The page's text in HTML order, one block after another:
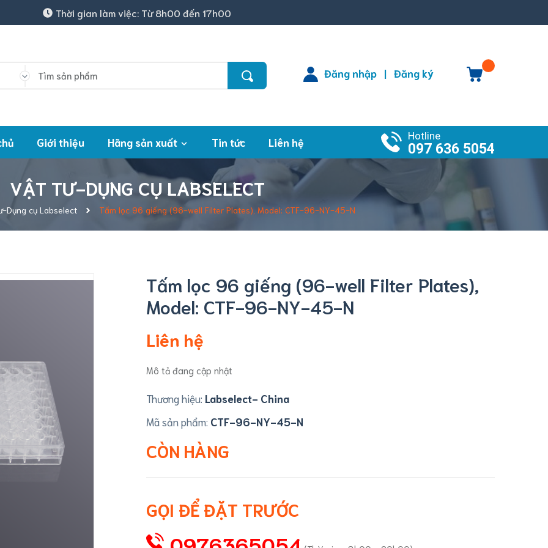
Thời gian làm việc: Từ 8h00 đến 17h00
Đăng nhập | Đăng ký
Giới thiệu Hãng sản xuất Tin tức Liên hệ Hotline
097 636 5054
VẬT TƯ-DỤNG CỤ LABSELECT
Dụng cụ Labselect Tấm lọc 96 giếng (96-well Filter Plates), Model: CTF-96-NY-45-N
Tấm lọc 96 giếng (96-well Filter Plates),
Model: CTF-96-NY-45-N
Liên hệ
Mô tả đang cập nhật
Thương hiệu: Labselect- China
Mã sản phẩm: CTF-96-NY-45-N
CÒN HÀNG
GỌI ĐỂ ĐẶT TRƯỚC